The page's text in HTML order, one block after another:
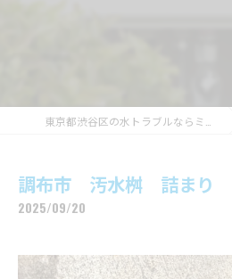
調布市 汚水桝 詰まり
2025/09/20